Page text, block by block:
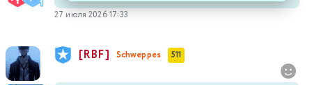
27 июля 2026 17:33
[RBF] Schweppes 511